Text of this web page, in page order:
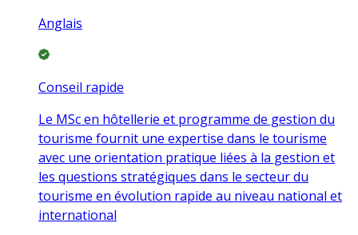
Anglais
Conseil rapide
Le MSc en hôtellerie et programme de gestion du
tourisme fournit une expertise dans le tourisme
avec une orientation pratique liées à la gestion et
les questions stratégiques dans le secteur du
tourisme en évolution rapide au niveau national et
international